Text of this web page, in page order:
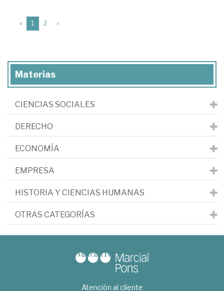
« 1 (current)
2 »
Materias
CIENCIAS SOCIALES
DERECHO
ECONOMÍA
EMPRESA
HISTORIA Y CIENCIAS HUMANAS
OTRAS CATEGORÍAS
Atención al cliente